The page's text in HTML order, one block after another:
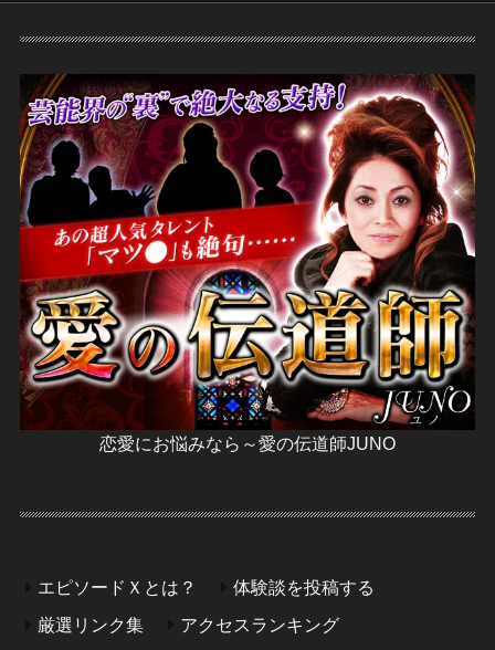
恋愛にお悩みなら～愛の伝道師JUNO
エピソードＸとは？
体験談を投稿する
厳選リンク集
アクセスランキング